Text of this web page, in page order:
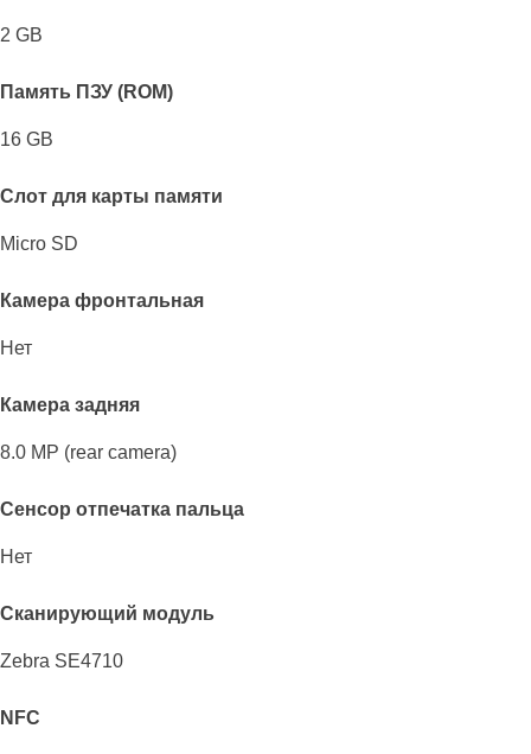
2 GB
Память ПЗУ (ROM)
16 GB
Слот для карты памяти
Micro SD
Камера фронтальная
Нет
Камера задняя
8.0 MP (rear camera)
Сенсор отпечатка пальца
Нет
Сканирующий модуль
Zebra SE4710
NFC